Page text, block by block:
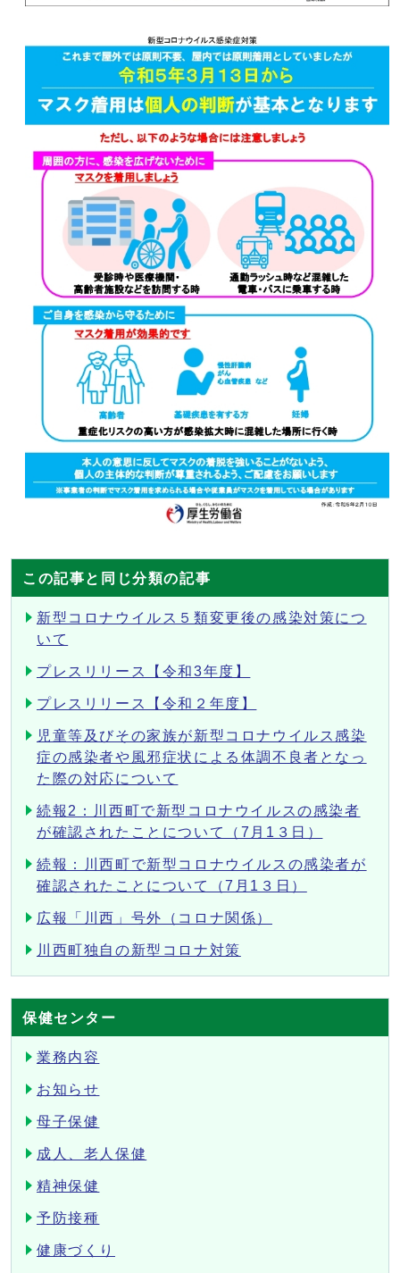
この記事と同じ分類の記事
新型コロナウイルス５類変更後の感染対策につ
いて
プレスリリース【令和3年度】
プレスリリース【令和２年度】
児童等及びその家族が新型コロナウイルス感染
症の感染者や風邪症状による体調不良者となっ
た際の対応について
続報2：川西町で新型コロナウイルスの感染者
が確認されたことについて（7月1３日）
続報：川西町で新型コロナウイルスの感染者が
確認されたことについて（7月1３日）
広報「川西」号外（コロナ関係）
川西町独自の新型コロナ対策
保健センター
業務内容
お知らせ
母子保健
成人、老人保健
精神保健
予防接種
健康づくり